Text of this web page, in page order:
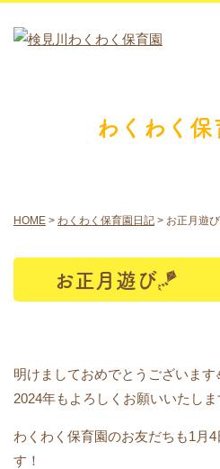
わくわく
HOME > わくわく保育園日記 > お正月遊
お正月遊び🪁
明けましておめでとうございます
2024年もよろしくお願いいたしま
わくわく保育園のお友だちも1月
す！